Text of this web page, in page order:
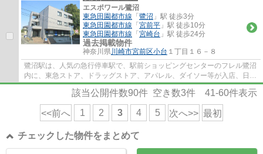
エスポワール鷺沼
東急田園都市線 「 鷺沼 」駅 徒歩3分
東急田園都市線 「 宮前平 」駅 徒歩10分
東急田園都市線 「 宮崎台 」駅 徒歩24分
過去掲載物件
神奈川県川崎市宮前区小台 １丁目１６－８
鷺沼駅は、人気の急行停車駅で、駅前ショッピングセンターのフレル鷺沼
内に、東急ストア、ドラッグストア、アパレル、ダイソー等が入店、日常
のお買い物に便利で、周辺には、飲食店街...
該当公開件数90件 空き数3件 41-60件表示
<<前へ 1 2 3 4 5 次へ>> 最初
チェックした物件をまとめて